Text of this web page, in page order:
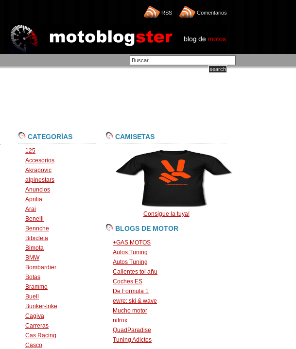
RSS Comentarios
CATEGORÍAS
125
Accesorios
Akrapovic
alpinestars
Anuncios
Aprilia
Arai
Benelli
Bennche
Bibicleta
Bimota
BMW
Bombardier
Botas
Brammo
Buell
Bunker-trike
Cagiva
Carreras
Cas Racing
Casco
CAMISETAS
Consigue la tuya!
BLOGS DE MOTOR
+GAS MOTOS
Autos Tuning
Autos Tuning
Calientes tol añu
Coches ES
De Formula 1
ewre: ski & wave
Mucho motor
nitrox
QuadParadise
Tuning Adictos